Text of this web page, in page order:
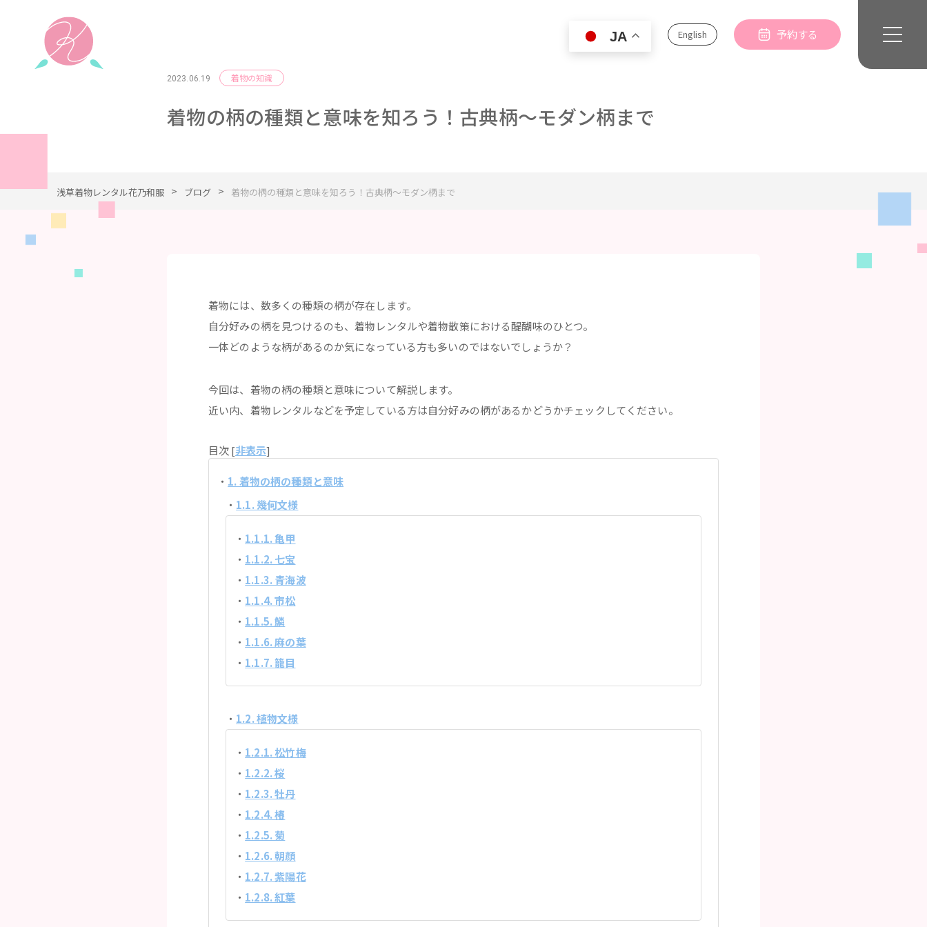
English 予約する
2023.06.19 着物の知識
着物の柄の種類と意味を知ろう！古典柄〜モダン柄まで
浅草着物レンタル花乃和服 > ブログ > 着物の柄の種類と意味を知ろう！古典柄〜モダン柄まで
着物には、数多くの種類の柄が存在します。
自分好みの柄を見つけるのも、着物レンタルや着物散策における醍醐味のひとつ。
一体どのような柄があるのか気になっている方も多いのではないでしょうか？
今回は、着物の柄の種類と意味について解説します。
近い内、着物レンタルなどを予定している方は自分好みの柄があるかどうかチェックしてください。
目次 [非表示]
1. 着物の柄の種類と意味
1.1. 幾何文様
1.1.1. 亀甲
1.1.2. 七宝
1.1.3. 青海波
1.1.4. 市松
1.1.5. 鱗
1.1.6. 麻の葉
1.1.7. 籠目
1.2. 植物文様
1.2.1. 松竹梅
1.2.2. 桜
1.2.3. 牡丹
1.2.4. 椿
1.2.5. 菊
1.2.6. 朝顔
1.2.7. 紫陽花
1.2.8. 紅葉
JA